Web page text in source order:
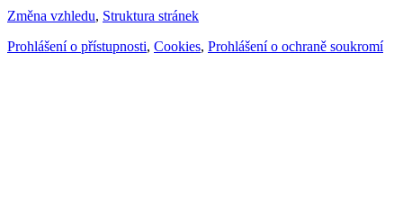
Změna vzhledu, Struktura stránek
Prohlášení o přístupnosti, Cookies, Prohlášení o ochraně soukromí